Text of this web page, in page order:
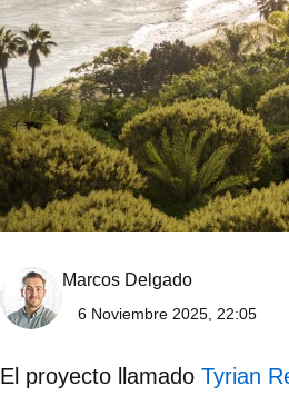
Marcos Delgado
6 Noviembre 2025, 22:05
El proyecto llamado Tyrian